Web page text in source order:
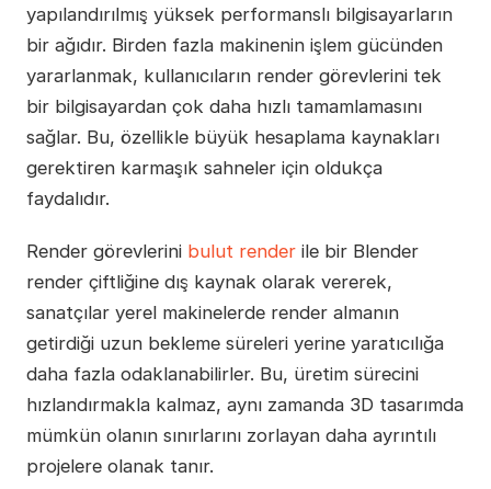
yapılandırılmış yüksek performanslı bilgisayarların
bir ağıdır. Birden fazla makinenin işlem gücünden
yararlanmak, kullanıcıların render görevlerini tek
bir bilgisayardan çok daha hızlı tamamlamasını
sağlar. Bu, özellikle büyük hesaplama kaynakları
gerektiren karmaşık sahneler için oldukça
faydalıdır.
Render görevlerini bulut renderile bir Blender
render çiftliğine dış kaynak olarak vererek,
sanatçılar yerel makinelerde render almanın
getirdiği uzun bekleme süreleri yerine yaratıcılığa
daha fazla odaklanabilirler. Bu, üretim sürecini
hızlandırmakla kalmaz, aynı zamanda 3D tasarımda
mümkün olanın sınırlarını zorlayan daha ayrıntılı
projelere olanak tanır.